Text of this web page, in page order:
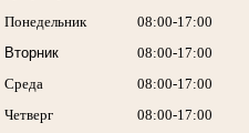
Понедельник
08:00-17:00
Вторник
08:00-17:00
Среда
08:00-17:00
Четверг
08:00-17:00